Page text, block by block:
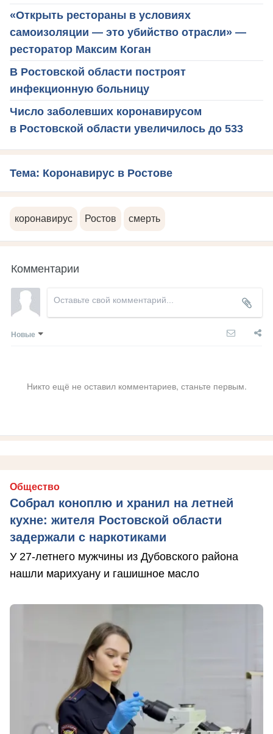
«Открыть рестораны в условиях
самоизоляции — это убийство отрасли» —
ресторатор Максим Коган
В Ростовской области построят
инфекционную больницу
Число заболевших коронавирусом
в Ростовской области увеличилось до 533
Тема: Коронавирус в Ростове
коронавирус Ростов смерть
Комментарии
Новые
Никто ещё не оставил комментариев, станьте первым.
Общество
Собрал коноплю и хранил на летней
кухне: жителя Ростовской области
задержали с наркотиками
У 27-летнего мужчины из Дубовского района
нашли марихуану и гашишное масло